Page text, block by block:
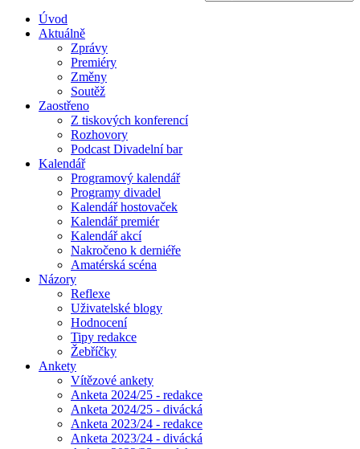
Úvod
Aktuálně
Zprávy
Premiéry
Změny
Soutěž
Zaostřeno
Z tiskových konferencí
Rozhovory
Podcast Divadelní bar
Kalendář
Programový kalendář
Programy divadel
Kalendář hostovaček
Kalendář premiér
Kalendář akcí
Nakročeno k derniéře
Amatérská scéna
Názory
Reflexe
Uživatelské blogy
Hodnocení
Tipy redakce
Žebříčky
Ankety
Vítězové ankety
Anketa 2024/25 - redakce
Anketa 2024/25 - divácká
Anketa 2023/24 - redakce
Anketa 2023/24 - divácká